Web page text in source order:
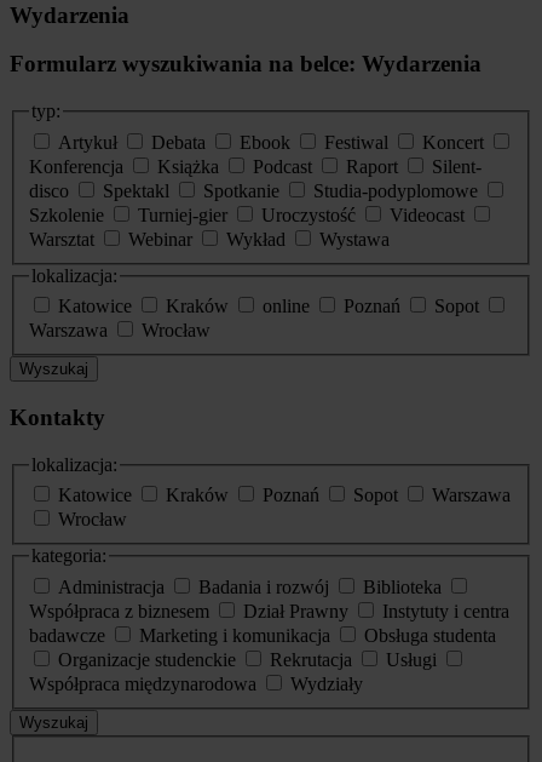
Wydarzenia
Formularz wyszukiwania na belce: Wydarzenia
typ:
Artykuł
Debata Ebook Festiwal
Koncert
Konferencja
Książka Podcast Raport
Silent-
disco
Spektakl Spotkanie
Studia-podyplomowe
Szkolenie
Turniej-gier Uroczystość
Videocast
Warsztat
Webinar Wykład
Wystawa
lokalizacja:
Katowice
Kraków online Poznań
Sopot
Warszawa
Wrocław
Wyszukaj
Kontakty
lokalizacja:
Katowice
Kraków Poznań Sopot
Warszawa
Wrocław
kategoria:
Administracja
Badania i rozwój
Biblioteka
Współpraca z biznesem
Dział Prawny
Instytuty i centra
badawcze
Marketing i komunikacja
Obsługa studenta
Organizacje studenckie
Rekrutacja
Usługi
Współpraca międzynarodowa
Wydziały
Wyszukaj